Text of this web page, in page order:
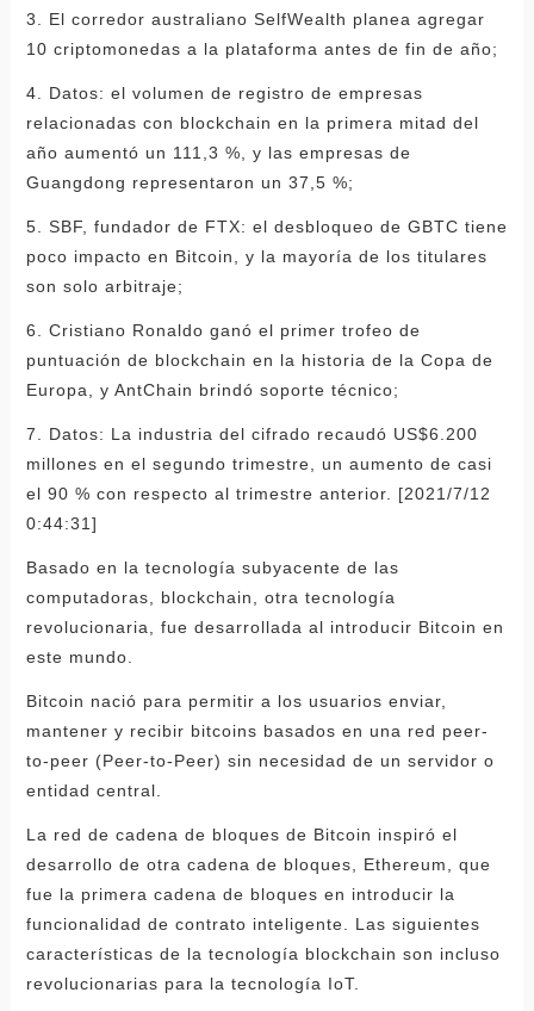
3. El corredor australiano SelfWealth planea agregar
10 criptomonedas a la plataforma antes de fin de año;
4. Datos: el volumen de registro de empresas
relacionadas con blockchain en la primera mitad del
año aumentó un 111,3 %, y las empresas de
Guangdong representaron un 37,5 %;
5. SBF, fundador de FTX: el desbloqueo de GBTC tiene
poco impacto en Bitcoin, y la mayoría de los titulares
son solo arbitraje;
6. Cristiano Ronaldo ganó el primer trofeo de
puntuación de blockchain en la historia de la Copa de
Europa, y AntChain brindó soporte técnico;
7. Datos: La industria del cifrado recaudó US$6.200
millones en el segundo trimestre, un aumento de casi
el 90 % con respecto al trimestre anterior. [2021/7/12
0:44:31]
Basado en la tecnología subyacente de las
computadoras, blockchain, otra tecnología
revolucionaria, fue desarrollada al introducir Bitcoin en
este mundo.
Bitcoin nació para permitir a los usuarios enviar,
mantener y recibir bitcoins basados ​​en una red peer-
to-peer (Peer-to-Peer) sin necesidad de un servidor o
entidad central.
La red de cadena de bloques de Bitcoin inspiró el
desarrollo de otra cadena de bloques, Ethereum, que
fue la primera cadena de bloques en introducir la
funcionalidad de contrato inteligente. Las siguientes
características de la tecnología blockchain son incluso
revolucionarias para la tecnología IoT.